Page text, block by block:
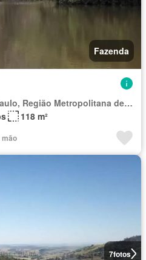
Fazenda
Região Imediata de São Paulo, Região Metropolitana de São Paulo
118 m²
mão
7fotos